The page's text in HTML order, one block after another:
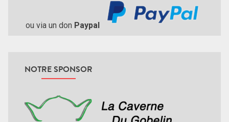
ou via un don Paypal
NOTRE SPONSOR